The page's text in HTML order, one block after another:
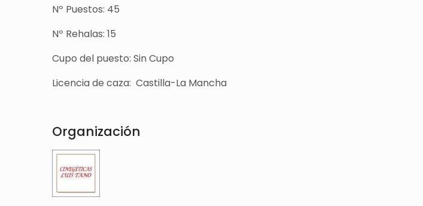
Nº Puestos: 45
Nº Rehalas: 15
Cupo del puesto: Sin Cupo
Licencia de caza: Castilla-La Mancha
Organización